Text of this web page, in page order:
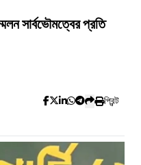
সার্বভৌমত্বের প্রতি
প্রিন্ট